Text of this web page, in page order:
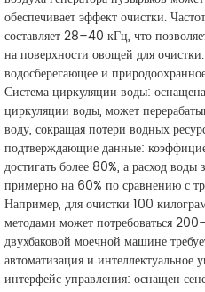
обеспечивает эффект очистки.
составляет 28–40 кГц, что
на поверхности овощей для очистки.
водосберегающее и
Система циркуляции воды:
циркуляции воды, может
воду, сокращая потери водных
подтверждающие данные:
достигать более 80%, а расход воды
примерно на 60% по сравнению с
Например, для очистки 100
методами может потребоваться
двухбаковой моечной машине
автоматизация и интеллектуальное
интерфейс управления: оснащен